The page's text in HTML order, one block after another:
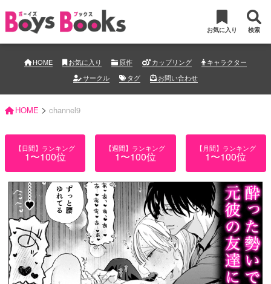
お気に入り 検索
HOME お気に入り 原作 カップリング
キャラクター
サークル
タグ お問い合わせ
HOME > channel9
【日間】ランキング
1〜100位
【週間】ランキング
1〜100位
【月間】ランキング
1〜100位